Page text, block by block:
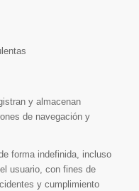
y almacenan
de navegación y
forma indefinida, incluso
usuario, con fines de
y cumplimiento